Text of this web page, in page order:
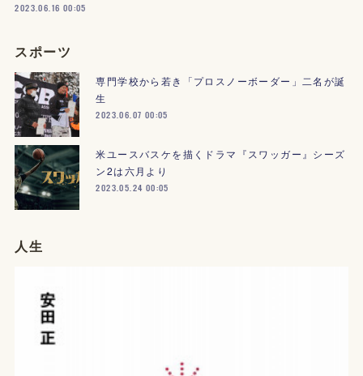
2023.06.16 00:05
スポーツ
専門学校から若き「プロスノーボーダー」二名が誕
生
2023.06.07 00:05
米ユースバスケを描くドラマ『スワッガー』シーズ
ン2は六月より
2023.05.24 00:05
人生